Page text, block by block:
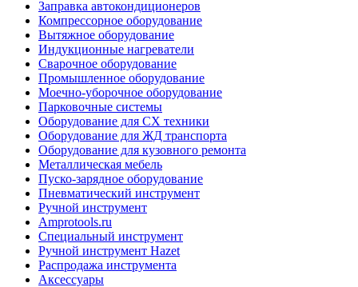
Заправка автокондиционеров
Компрессорное оборудование
Вытяжное оборудование
Индукционные нагреватели
Сварочное оборудование
Промышленное оборудование
Моечно-уборочное оборудование
Парковочные системы
Оборудование для СХ техники
Оборудование для ЖД транспорта
Оборудование для кузовного ремонта
Металлическая мебель
Пуско-зарядное оборудование
Пневматический инструмент
Ручной инструмент
Amprotools.ru
Специальный инструмент
Ручной инструмент Hazet
Распродажа инструмента
Аксессуары